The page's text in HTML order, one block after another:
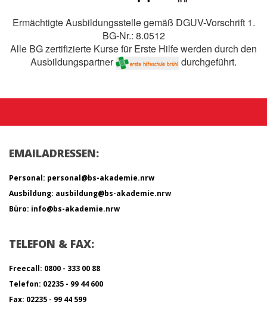
Ermächtigte Ausbildungsstelle gemäß DGUV-Vorschrift 1.
BG-Nr.: 8.0512
Alle BG zertifizierte Kurse für Erste Hilfe werden durch den
Ausbildungspartner
durchgeführt.
EMAILADRESSEN:
Personal: personal@bs-akademie.nrw
Ausbildung: ausbildung@bs-akademie.nrw
Büro: info@bs-akademie.nrw
TELEFON & FAX:
Freecall: 0800 - 333 00 88
Telefon: 02235 - 99 44 600
Fax: 02235 - 99 44 599